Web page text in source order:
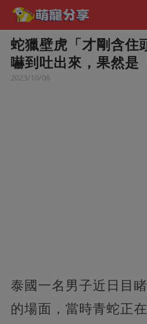
蛇獵壁虎「才剛含住
嚇到吐出來，果然是
2023/10/06
泰國一名男子近日目
的場面，當時青蛇正